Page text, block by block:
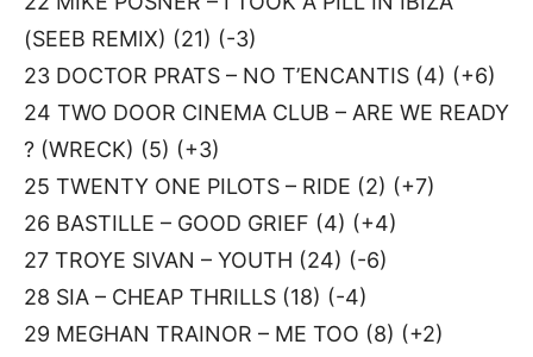
(SEEB REMIX) (21) (-3)
23 DOCTOR PRATS – NO T’ENCANTIS (4) (+6)
24 TWO DOOR CINEMA CLUB – ARE WE READY
? (WRECK) (5) (+3)
25 TWENTY ONE PILOTS – RIDE (2) (+7)
26 BASTILLE – GOOD GRIEF (4) (+4)
27 TROYE SIVAN – YOUTH (24) (-6)
28 SIA – CHEAP THRILLS (18) (-4)
29 MEGHAN TRAINOR – ME TOO (8) (+2)